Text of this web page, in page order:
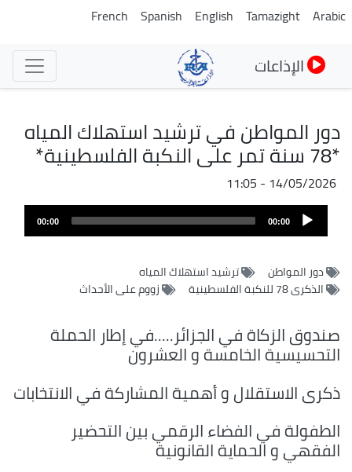
تجاوز
Arabic
Tamazight
English
Spanish
French
الإذاعات
دور المواطن في ترشيد استهلاك المياه
*78 سنة تمر على النكبة الفلسطينية*
14/05/2026 - 11:05
ملف
الصوت
Audio
Player
00:00
00:00
دور المواطن
ترشيد استهلاك المياه
الذكرى 78 للنكبة الفلسطينية
زووم على الأحداث
صندوق الزكاة في الجزائر.....في إطار الحملة
التحسيسية الخامسة و العشرون
ذكرى الاستقلال و أهمية المشاركة في الانتخابات
الطفولة في الفضاء الرقمي بين التحضير
الفقهي و الحماية القانونية